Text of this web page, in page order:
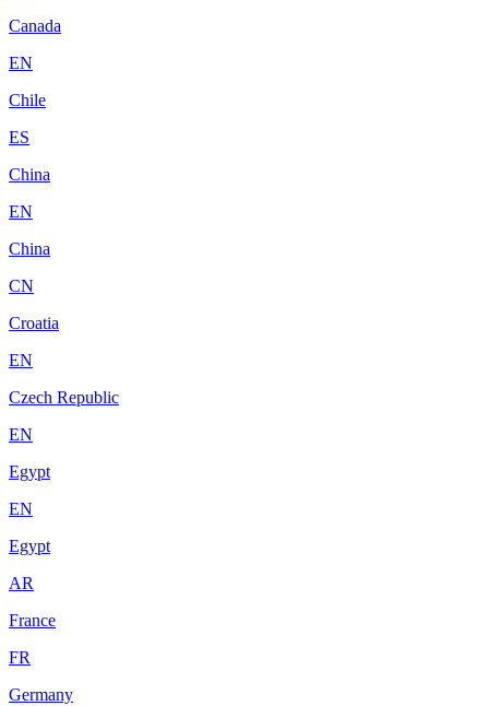
Canada
EN
Chile
ES
China
EN
China
CN
Croatia
EN
Czech Republic
EN
Egypt
EN
Egypt
AR
France
FR
Germany